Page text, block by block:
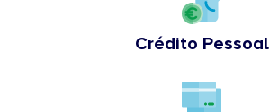
Crédito Pessoal